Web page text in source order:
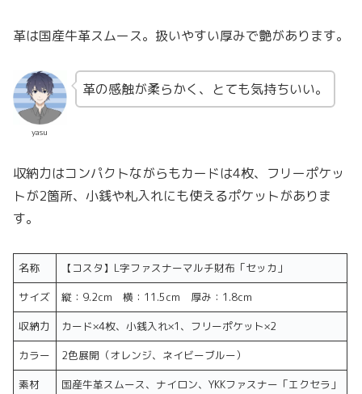
革は国産牛革スムース。扱いやすい厚みで艶があります。
yasu
革の感触が柔らかく、とても気持ちいい。
収納力はコンパクトながらもカードは4枚、フリーポケッ
トが2箇所、小銭や札入れにも使えるポケットがありま
す。
名称
【コスタ】L字ファスナーマルチ財布「セッカ」
サイズ
縦：9.2cm 横：11.5cm 厚み：1.8cm
収納力
カード×4枚、小銭入れ×1、フリーポケット×2
カラー
2色展開（オレンジ、ネイビーブルー）
素材
国産牛革スムース、ナイロン、YKKファスナー「エクセラ」